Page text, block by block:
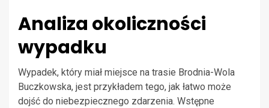
Analiza okoliczności
wypadku
Wypadek, który miał miejsce na trasie Brodnia-Wola
Buczkowska, jest przykładem tego, jak łatwo może
dojść do niebezpiecznego zdarzenia. Wstępne